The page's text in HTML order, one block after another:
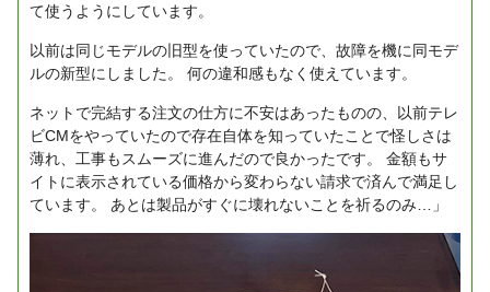
て使うようにしています。
以前は同じモデルの旧型を使っていたので、故障を機に同モデ
ルの新型にしました。
何の違和感もなく使えています。
ネットで完結する注文の仕方に不安はあったものの、以前テレ
ビCMをやっていたので存在自体を知っていたことで怪しさは
薄れ、工事もスムーズに進んだので良かったです。
金額もサ
イトに表示されている価格から変わらない請求で済んで満足し
ています。
あとは製品がすぐに壊れないことを祈るのみ…」